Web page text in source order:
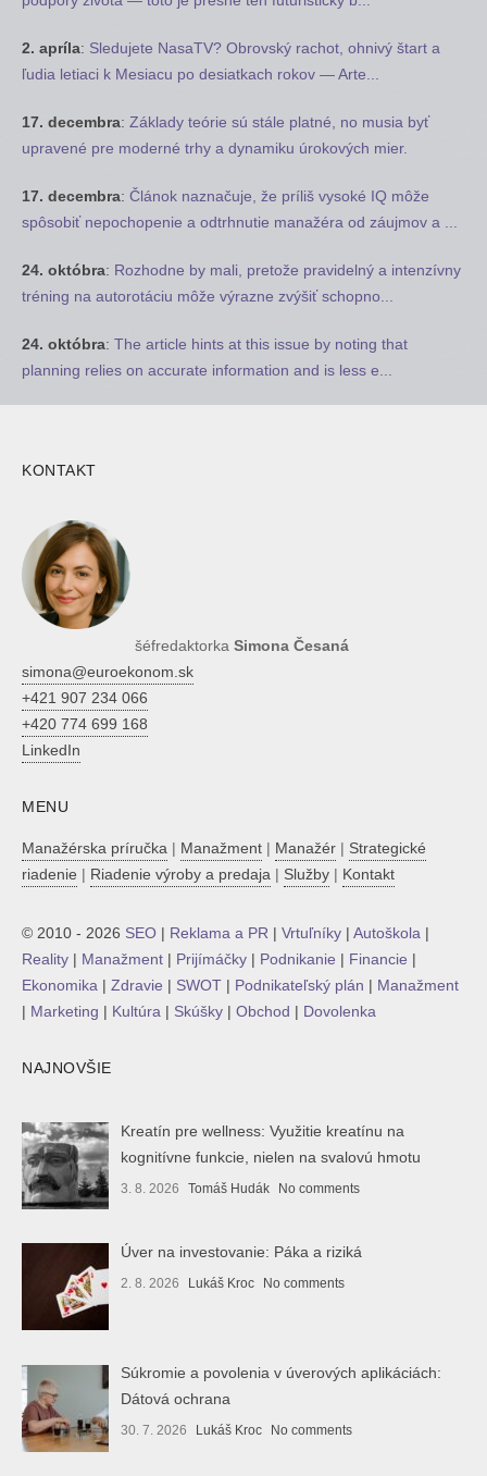
2. apríla: Sledujete NasaTV? Obrovský rachot, ohnivý štart a
ľudia letiaci k Mesiacu po desiatkach rokov — Arte...
17. decembra: Základy teórie sú stále platné, no musia byť
upravené pre moderné trhy a dynamiku úrokových mier.
17. decembra: Článok naznačuje, že príliš vysoké IQ môže
spôsobiť nepochopenie a odtrhnutie manažéra od záujmov a ...
24. októbra: Rozhodne by mali, pretože pravidelný a intenzívny
tréning na autorotáciu môže výrazne zvýšiť schopno...
24. októbra: The article hints at this issue by noting that
planning relies on accurate information and is less e...
KONTAKT
šéfredaktorka Simona Česaná
simona@euroekonom.sk
+421 907 234 066
+420 774 699 168
LinkedIn
MENU
Manažérska príručka | Manažment | Manažér | Strategické
riadenie | Riadenie výroby a predaja | Služby | Kontakt
© 2010 - 2026 SEO | Reklama a PR | Vrtuľníky | Autoškola |
Reality | Manažment | Prijímáčky | Podnikanie | Financie |
Ekonomika | Zdravie | SWOT | Podnikateľský plán | Manažment
| Marketing | Kultúra | Skúšky | Obchod | Dovolenka
NAJNOVŠIE
Kreatín pre wellness: Využitie kreatínu na
kognitívne funkcie, nielen na svalovú hmotu
3. 8. 2026 Tomáš Hudák No comments
Úver na investovanie: Páka a riziká
2. 8. 2026 Lukáš Kroc No comments
Súkromie a povolenia v úverových aplikáciách:
Dátová ochrana
30. 7. 2026 Lukáš Kroc No comments